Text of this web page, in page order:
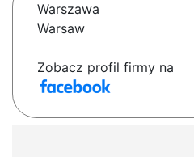
Warszawa
Warsaw
Zobacz profil firmy na